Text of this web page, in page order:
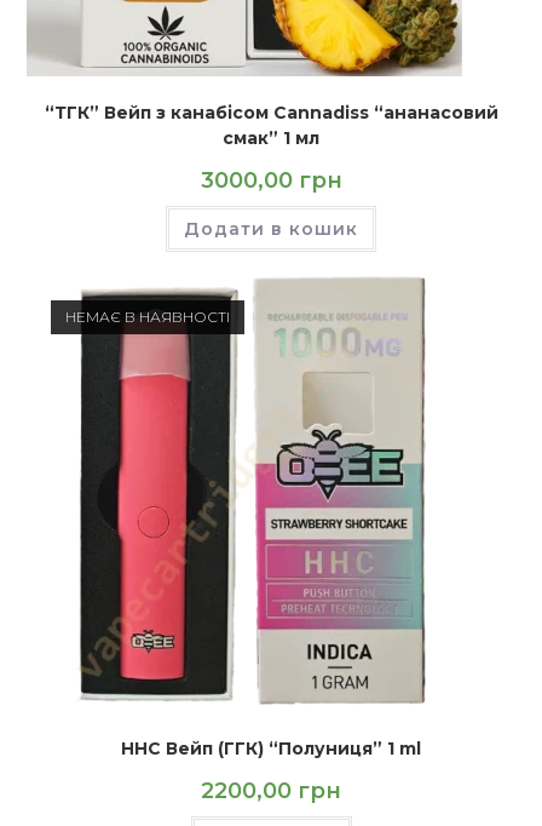
“ТГК” Вейп з канабісом Cannadiss “ананасовий
смак” 1 мл
3000,00 грн
Додати в кошик
НЕМАЄ В НАЯВНОСТІ
HHC Вейп (ГГК) “Полуниця” 1 ml
2200,00 грн